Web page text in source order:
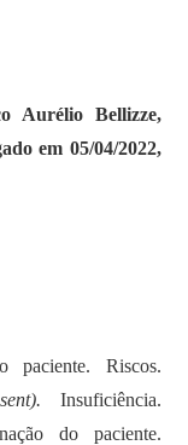
Aurélio Bellizze,
em 05/04/2022,
paciente. Riscos.
Insuficiência.
do paciente.